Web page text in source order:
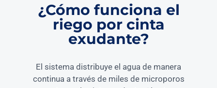
¿Cómo funciona el
riego por cinta
exudante?
El sistema distribuye el agua de manera
continua a través de miles de microporos